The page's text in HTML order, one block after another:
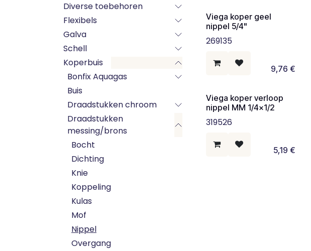
Diverse toebehoren
Flexibels
Galva
Schell
Koperbuis
Bonfix Aquagas
Buis
Draadstukken chroom
Draadstukken
messing/brons
Bocht
Dichting
Knie
Koppeling
Kulas
Mof
Nippel
Overgang
Viega koper geel
nippel 5/4"
269135
9,76 €
Viega koper verloop
nippel MM 1/4x1/2
319526
5,19 €